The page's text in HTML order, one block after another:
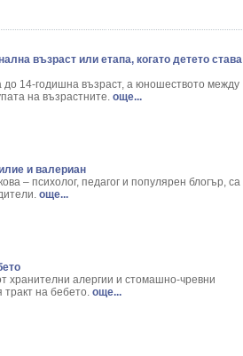
възраст или етапа, когато детето става
14-годишна възраст, а юношеството между
на възрастните. още...
и валериан
– психолог, педагог и популярен блогър, са
още...
хранителни алергии и стомашно-чревни
на бебето. още...